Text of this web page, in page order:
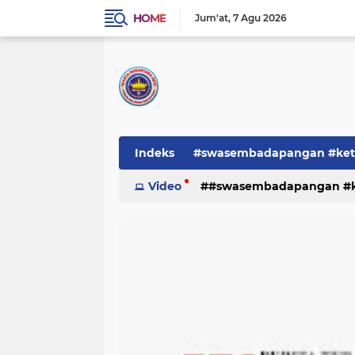
HOME Jum'at 7 Agu 2026
Indeks #swasembadapangan
Pemerintah PEMERINTAHAN
Video #swasembadapangan